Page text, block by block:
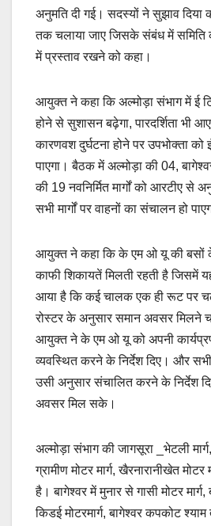
अनुमति दी गई। सदस्यों ने सुझाव दिया
तक चलाया जाए जिसके संबंध में समिति
में प्रस्ताव रखने को कहा।
आयुक्त ने कहा कि अल्मोड़ा संभाग में ई
होने से सुशासन बढ़ेगा, पारदर्शिता भी
कारणवश दुर्घटना होने पर उपभोक्ता
पाएगा। बैठक में अल्मोड़ा की 04,
की 19 नवनिर्मित मार्गों को आरटीए से
सभी मार्गों पर वाहनों का संचालन हो
आयुक्त ने कहा कि के एम ओ यू की बसों
काफी शिकायतें मिलती रहती है जिसमें
आया है कि कई चालक एक ही रूट पर
रोस्टर के अनुसार समान अवसर मिलने
आयुक्त ने के एम ओ यू को अपनी
व्यवस्थित करने के निर्देश दिए। और
उसी अनुसार संचालित करने के निर्देश
अवसर मिल सके।
अल्मोड़ा संभाग की जागसूरा _भेटली
ग्रामीण मोटर मार्ग, खैरनारानीखेत मोटर
है। बागेश्वर में मुनार से गासी मोटर
किडई मोटरमार्ग, बागेश्वर कपकोट श्याम